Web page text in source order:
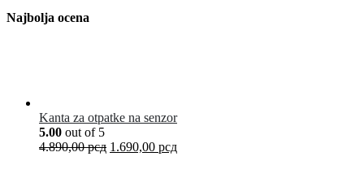
Najbolja ocena
Kanta za otpatke na senzor
5.00 out of 5
4.890,00рсд 1.690,00 рсд